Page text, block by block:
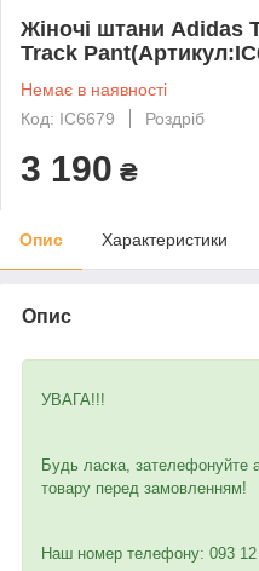
Жіночі штани Adidas
Track
Немає в наявності
Код: IC6679
Роздріб
3 190 ₴
Опис Характеристики
Опис
УВАГА!!!
Будь ласка, зателефонуйте
товару перед замовленням!
Наш номер телефону: 093